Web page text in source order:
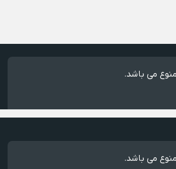
می باشد.
می باشد.